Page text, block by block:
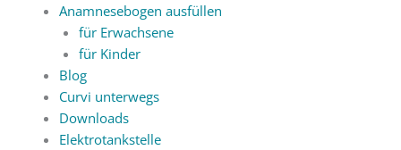
Anamnesebogen ausfüllen
für Erwachsene
für Kinder
Blog
Curvi unterwegs
Downloads
Elektrotankstelle